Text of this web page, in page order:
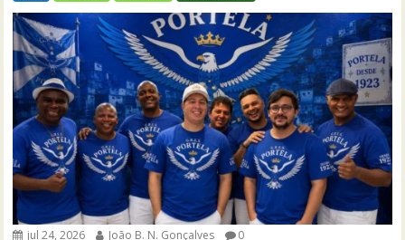
jul 24, 2026 João B. N. Gonçalves 0